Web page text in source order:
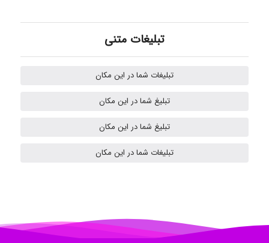
تبلیغات متنی
تبلیغات شما در این مکان
تبلیغ شما در این مکان
تبلیغ شما در این مکان
تبلیغات شما در این مکان